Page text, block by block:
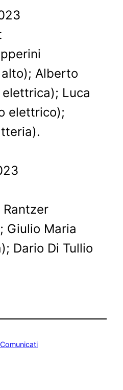
Alberto
Luca
elettrico);
Giulio Maria
Dario Di Tullio
Comunicati